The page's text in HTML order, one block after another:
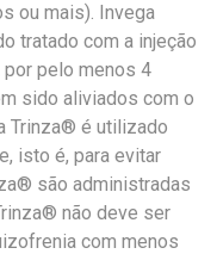
ou mais). Invega
tratado com a injeção
pelo menos 4
sido aliviados com o
Trinza® é utilizado
isto é, para evitar
são administradas
não deve ser
com menos